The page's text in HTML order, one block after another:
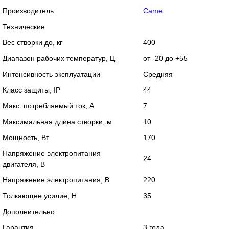
Производитель
Came
Технические
Вес створки до, кг
400
Диапазон рабочих температур, Ц
от -20 до +55
Интенсивность эксплуатации
Средняя
Класс защиты, IP
44
Макс. потребляемый ток, А
7
Максимальная длина створки, м
10
Мощность, Вт
170
Напряжение электропитания
двигателя, В
24
Напряжение электропитания, В
220
Толкающее усилие, Н
35
Дополнительно